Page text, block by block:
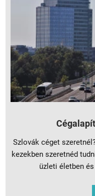
Szlovák céget
kezekben szeretnéd
üzleti életben